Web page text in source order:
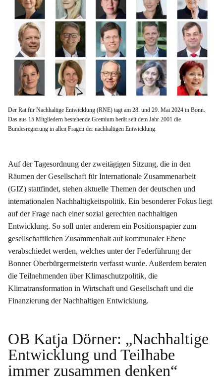
Der Rat für Nachhaltige Entwicklung (RNE) tagt am 28. und 29. Mai 2024 in Bonn.
Das aus 15 Mitgliedern bestehende Gremium berät seit dem Jahr 2001 die
Bundesregierung in allen Fragen der nachhaltigen Entwicklung.
Auf der Tagesordnung der zweitägigen Sitzung, die in den
Räumen der Gesellschaft für Internationale Zusammenarbeit
(GIZ) stattfindet, stehen aktuelle Themen der deutschen und
internationalen Nachhaltigkeitspolitik. Ein besonderer Fokus liegt
auf der Frage nach einer sozial gerechten nachhaltigen
Entwicklung. So soll unter anderem ein Positionspapier zum
gesellschaftlichen Zusammenhalt auf kommunaler Ebene
verabschiedet werden, welches unter der Federführung der
Bonner Oberbürgermeisterin verfasst wurde. Außerdem beraten
die Teilnehmenden über Klimaschutzpolitik, die
Klimatransformation in Wirtschaft und Gesellschaft und die
Finanzierung der Nachhaltigen Entwicklung.
OB Katja Dörner: „Nachhaltige
Entwicklung und Teilhabe
immer zusammen denken“